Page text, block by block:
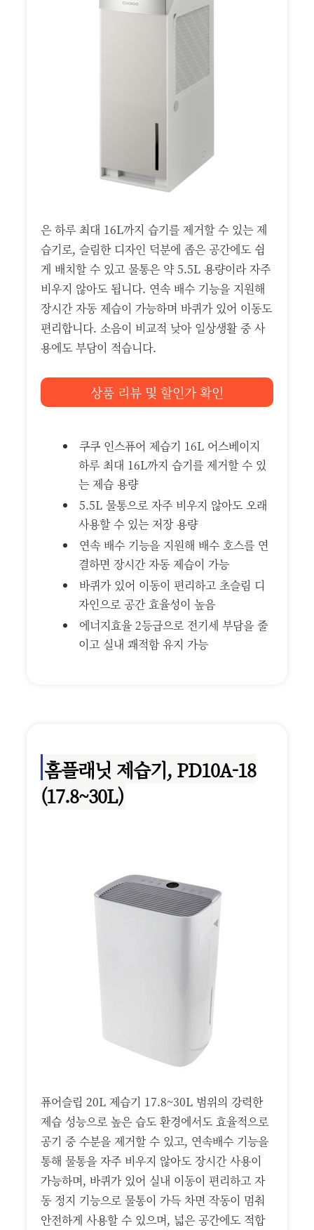
은 하루 최대 16L까지 습기를 제거할 수 있는 제
습기로, 슬림한 디자인 덕분에 좁은 공간에도 쉽
게 배치할 수 있고 물통은 약 5.5L 용량이라 자주
비우지 않아도 됩니다. 연속 배수 기능을 지원해
장시간 자동 제습이 가능하며 바퀴가 있어 이동도
편리합니다. 소음이 비교적 낮아 일상생활 중 사
용에도 부담이 적습니다.
상품 리뷰 및 할인가 확인
쿠쿠 인스퓨어 제습기 16L 어스베이지
하루 최대 16L까지 습기를 제거할 수 있
는 제습 용량
5.5L 물통으로 자주 비우지 않아도 오래
사용할 수 있는 저장 용량
연속 배수 기능을 지원해 배수 호스를 연
결하면 장시간 자동 제습이 가능
바퀴가 있어 이동이 편리하고 초슬림 디
자인으로 공간 효율성이 높음
에너지효율 2등급으로 전기세 부담을 줄
이고 실내 쾌적함 유지 가능
홈플래닛 제습기, PD10A-18
(17.8~30L)
퓨어슬립 20L 제습기 17.8~30L 범위의 강력한
제습 성능으로 높은 습도 환경에서도 효율적으로
공기 중 수분을 제거할 수 있고, 연속배수 기능을
통해 물통을 자주 비우지 않아도 장시간 사용이
가능하며, 바퀴가 있어 실내 이동이 편리하고 자
동 정지 기능으로 물통이 가득 차면 작동이 멈춰
안전하게 사용할 수 있으며, 넓은 공간에도 적합